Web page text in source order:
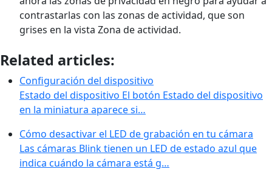
contrastarlas con las zonas de actividad, que son
grises en la vista Zona de actividad.
Related articles:
Configuración del dispositivo
Estado del dispositivo El botón Estado del dispositivo
en la miniatura aparece si…
Cómo desactivar el LED de grabación en tu cámara
Las cámaras Blink tienen un LED de estado azul que
indica cuándo la cámara está g…